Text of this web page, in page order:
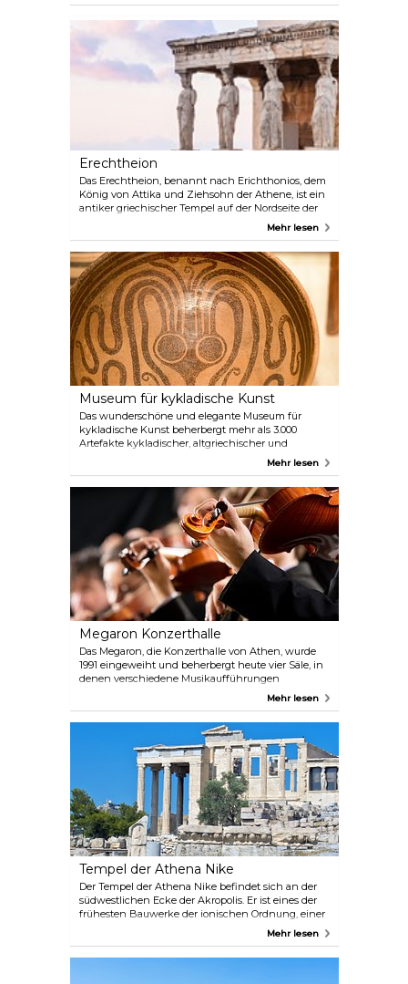
Straßenkunst als Zeugnis seiner bewegten
Vergangenheit bewahrt hat, ist die Gegend etwas
weicher geworden und etwas hipster geworden. Es
ist ein cooler Ort, um abzuhängen, spazieren zu
gehen, Einheimische zu treffen und einen Kaffee
oder ein Getränk rund um den Hauptplatz zu
Erechtheion
Das Erechtheion, benannt nach Erichthonios, dem
König von Attika und Ziehsohn der Athene, ist ein
antiker griechischer Tempel auf der Nordseite der
Akropolis, der sowohl der Athene als auch Poseidon
entworfen, dass er die extremen
Bodenunebenheiten des Geländes ausgleichen
konnte und heilige Stätten wie die Poseidon-Altäre,
den heiligen Ölbaum, einen Meerwasserbrunnen,
das Grab des Kekrops und das Heiligtum des
Pandroseion nicht beeinträchtigt wurden.
Mehr lesen
Museum für kykladische Kunst
Das wunderschöne und elegante Museum für
kykladische Kunst beherbergt mehr als 3.000
Artefakte kykladischer, altgriechischer und
zyprischer Kunstwerke, die auf vier Etagen
das man besuchen sollte, um ein besseres
Verständnis für diese farbenfrohe Kultur zu
Mehr lesen
Megaron Konzerthalle
Das Megaron, die Konzerthalle von Athen, wurde
1991 eingeweiht und beherbergt heute vier Säle, in
denen verschiedene Musikaufführungen
stattfinden. Es ist berühmt für seine erstklassigen
Mehr lesen
Tempel der Athena Nike
Der Tempel der Athena Nike befindet sich an der
südwestlichen Ecke der Akropolis. Er ist eines der
frühesten Bauwerke der ionischen Ordnung, einer
der drei klassischen Architekturstile Griechenlands.
Er ist in der griechischen Mythologie verankert und
feiert Athena die Siegreiche.
Mehr lesen